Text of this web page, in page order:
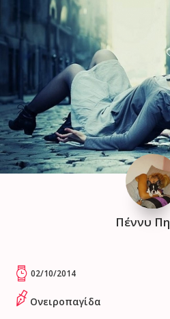
Πέννυ
02/10/2014
Ονειροπαγίδα